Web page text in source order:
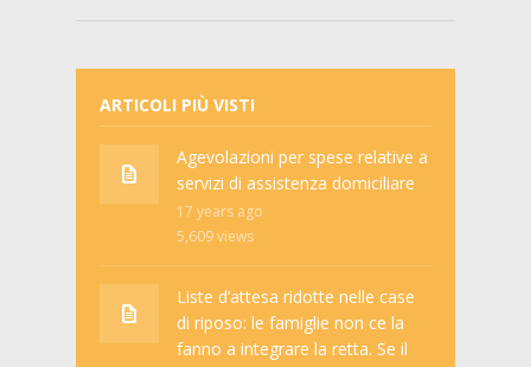
ARTICOLI PIÙ VISTI
Agevolazioni per spese relative a
servizi di assistenza domiciliare
17 years ago
5,609views
Liste d’attesa ridotte nelle case
di riposo: le famiglie non ce la
fanno a integrare la retta. Se il